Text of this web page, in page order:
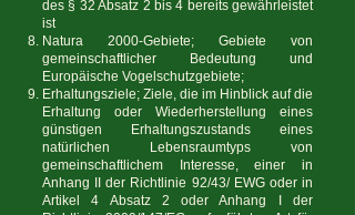
des § 32 Absatz 2 bis 4 bereits gewährleistet
ist
Natura 2000-Gebiete; Gebiete von
gemeinschaftlicher Bedeutung und
Europäische Vogelschutzgebiete;
Erhaltungsziele; Ziele, die im Hinblick auf die
Erhaltung oder Wiederherstellung eines
günstigen Erhaltungszustands eines
natürlichen Lebensraumtyps von
gemeinschaftlichem Interesse, einer in
Anhang II der Richtlinie 92/43/ EWG oder in
Artikel 4 Absatz 2 oder Anhang I der